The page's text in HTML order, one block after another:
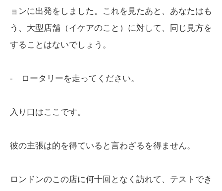
ョンに出発をしました。これを見たあと、あなたはも
う、大型店舗（イケアのこと）に対して、同じ見方を
することはないでしょう。
- ロータリーを走ってください。
入り口はここです。
彼の主張は的を得ていると言わざるを得ません。
ロンドンのこの店に何十回となく訪れて、テストでき